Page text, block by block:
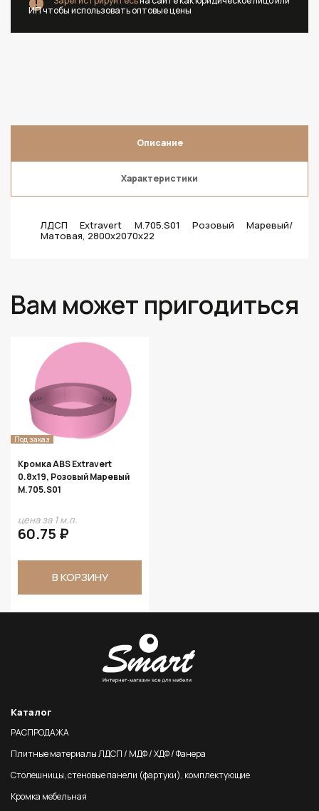
ИП чтобы использовать оптовые цены
Описание
Характеристики
ЛДСП Extravert M.705.S01 Розовый Маревый/
Матовая, 2800х2070х22
Вам может пригодиться
Под заказ
Кромка ABS Extravert
0.8х19, Розовый Маревый
M.705.S01
цена за 1 м.п.
60.75 ₽
В КОРЗИНУ
Каталог
РАСПРОДАЖА
Плитные материалы ЛДСП / МДФ / ХДФ / Фанера
Столешницы, стеновые панели (фартуки), комплектующие
Кромка мебельная